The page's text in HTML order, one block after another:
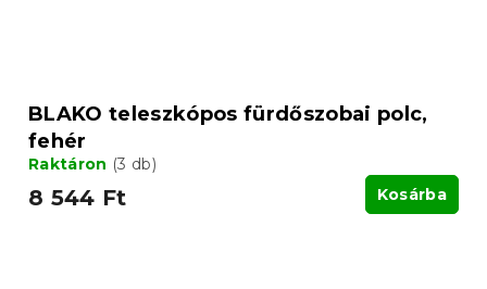
BLAKO teleszkópos fürdőszobai polc,
fehér
Raktáron (3 db)
8 544 Ft Kosárba